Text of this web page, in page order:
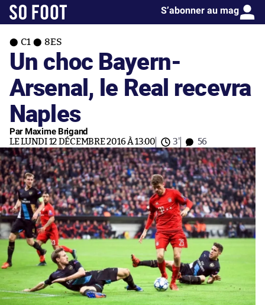
S’abonner au mag
C1 8ES
Un choc Bayern-
Arsenal, le Real recevra
Naples
Par Maxime Brigand
LE LUNDI 12 DÉCEMBRE 2016 À 13:00 3' 56